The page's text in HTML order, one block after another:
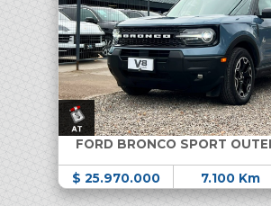
FORD BRONCO SPORT
$ 25.970.000 7.100 Km